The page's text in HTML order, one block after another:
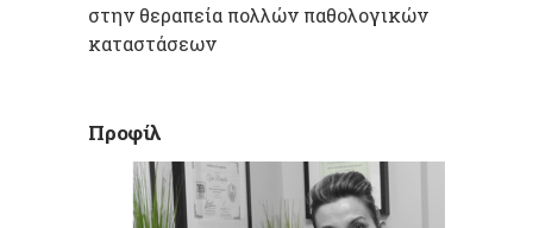
στην θεραπεία πολλών παθολογικών
καταστάσεων
Προφίλ